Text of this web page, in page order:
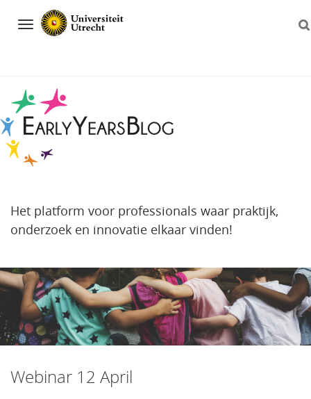
Navigation
Het platform voor professionals waar praktijk,
onderzoek en innovatie elkaar vinden!
Direct
naar
het
inhoud
Webinar 12 April